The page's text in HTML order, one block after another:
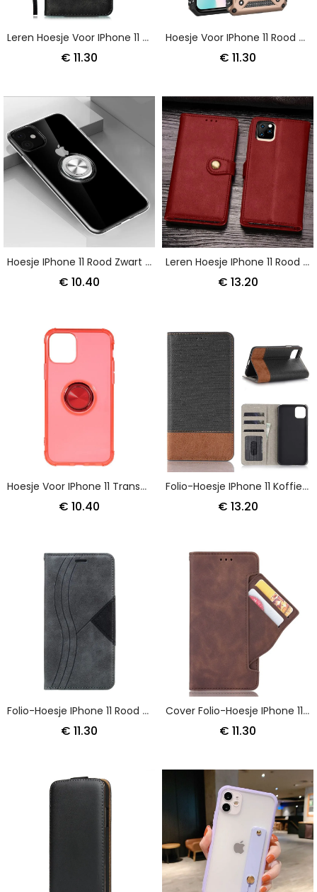
Leren Hoesje Voor IPhone 11 Rood Zwart Dubbele Klep
€ 11.30
Hoesje Voor IPhone 11 Rood Zwart Premium Ring
€ 11.30
Hoesje IPhone 11 Rood Zwart Transparant Met Draagring
€ 10.40
Leren Hoesje IPhone 11 Rood Zwart Telefoonhoesje Premium Ontwerp
€ 13.20
Hoesje Voor IPhone 11 Transparant Transparante Metalen Ring
€ 10.40
Folio-Hoesje IPhone 11 Koffie Zwart Telefoonhoesje Tweekleurig Kunstleer
€ 13.20
Folio-Hoesje IPhone 11 Rood Grijs Golfleder Stijl
€ 11.30
Cover Folio-Hoesje IPhone 11 Rood Zwart Telefoonhoesje Eersteklas Multikaart
€ 11.30